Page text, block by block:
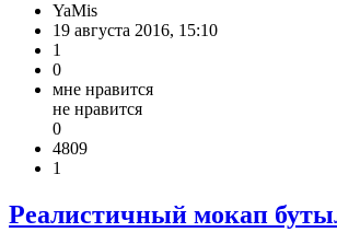
YaMis
19 августа 2016, 15:10
1
0
мне нравится
не нравится
0
4809
1
Реалистичный мокап